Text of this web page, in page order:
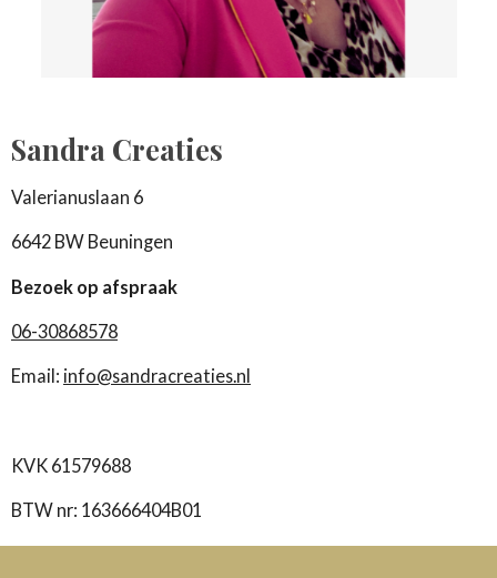
Sandra Creaties
Valerianuslaan 6
6642 BW Beuningen
Bezoek op afspraak
06-30868578
Email: info@sandracreaties.nl
KVK 61579688
BTW nr: 163666404B01